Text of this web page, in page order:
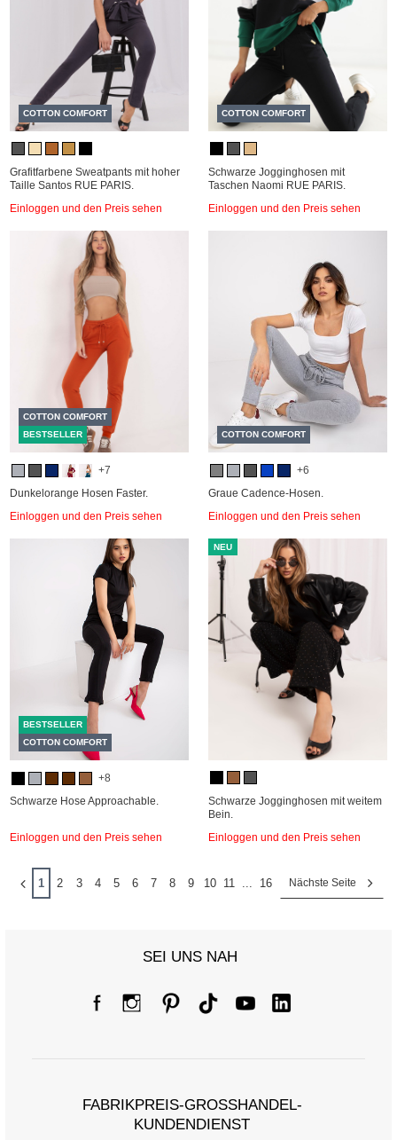
COTTON COMFORT
Grafitfarbene Sweatpants mit hoher
Taille Santos RUE PARIS.
Einloggen und den Preis sehen
COTTON COMFORT
Schwarze Jogginghosen mit
Taschen Naomi RUE PARIS.
Einloggen und den Preis sehen
COTTON COMFORT
BESTSELLER
+7
Dunkelorange Hosen Faster.
Einloggen und den Preis sehen
COTTON COMFORT
+6
Graue Cadence-Hosen.
Einloggen und den Preis sehen
BESTSELLER
COTTON COMFORT
+8
Schwarze Hose Approachable.
Einloggen und den Preis sehen
NEU
Schwarze Jogginghosen mit weitem
Bein.
Einloggen und den Preis sehen
1 2 3 4 5 6 7 8 9 10 11 16 Nächste Seite
SEI UNS NAH
FABRIKPREIS-GROSSHANDEL-K
UNDENDIENST